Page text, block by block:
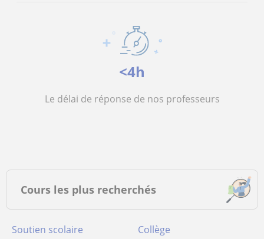
<4h
Le délai de réponse de nos professeurs
Cours les plus recherchés
Soutien scolaire
Collège